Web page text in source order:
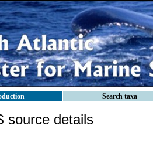
Search taxa
source details